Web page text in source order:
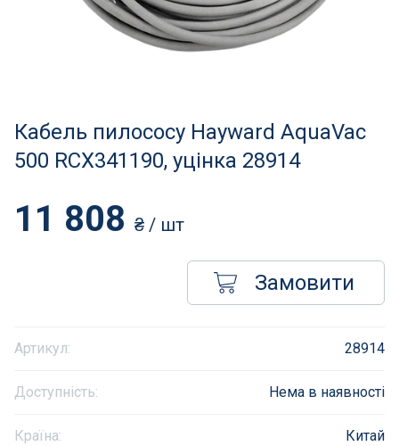
Освітлення басейнів
Атракціони для відпочинку
Інклюзивність пляжів
Кабель пилососу Hayward AquaVac
500 RCX341190, уцінка 28914
Артикул: 28914
Доступність: Нема в наявності
Країна: Китай
11 808 ₴ / шт
Замовити